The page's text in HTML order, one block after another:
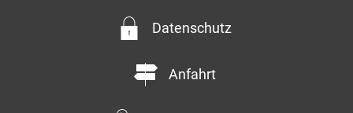
Datenschutz
Anfahrt